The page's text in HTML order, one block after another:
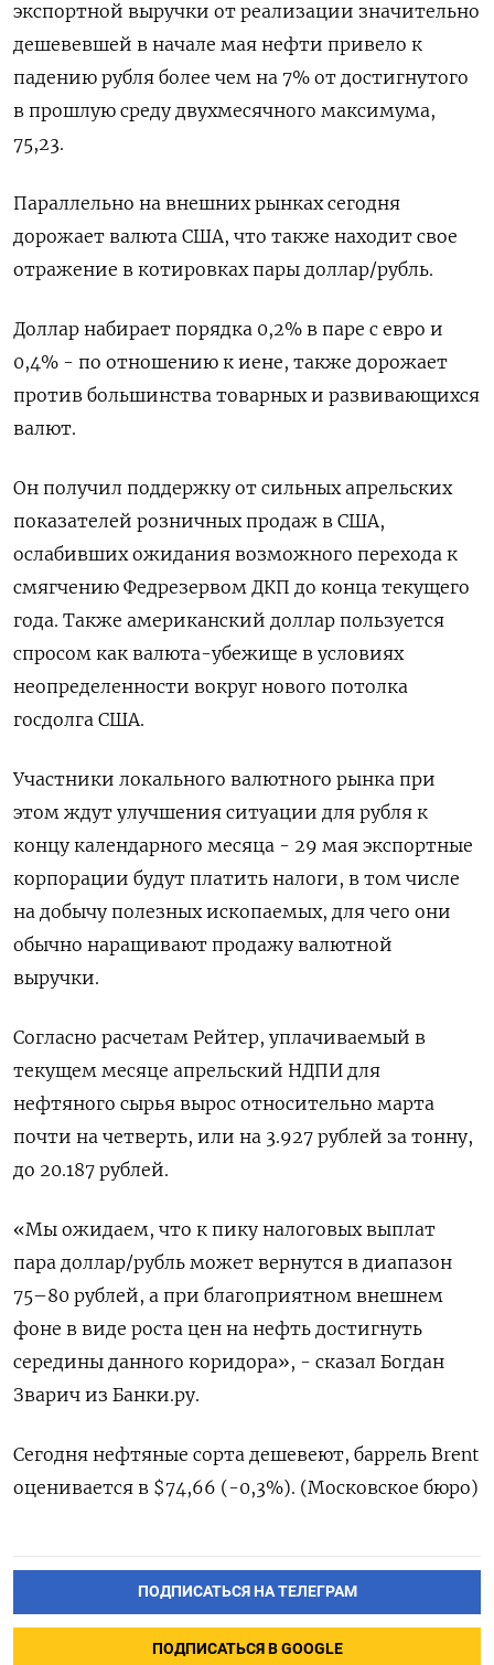
экспортной выручки от реализации значительно
дешевевшей в начале мая нефти привело к
падению рубля более чем на 7% от достигнутого
в прошлую среду двухмесячного максимума,
75,23.
Параллельно на внешних рынках сегодня
дорожает валюта США, что также находит свое
отражение в котировках пары доллар/рубль.
Доллар набирает порядка 0,2% в паре с евро и
0,4% - по отношению к иене, также дорожает
против большинства товарных и развивающихся
валют.
Он получил поддержку от сильных апрельских
показателей розничных продаж в США,
ослабивших ожидания возможного перехода к
смягчению Федрезервом ДКП до конца текущего
года. Также американский доллар пользуется
спросом как валюта-убежище в условиях
неопределенности вокруг нового потолка
госдолга США.
Участники локального валютного рынка при
этом ждут улучшения ситуации для рубля к
концу календарного месяца - 29 мая экспортные
корпорации будут платить налоги, в том числе
на добычу полезных ископаемых, для чего они
обычно наращивают продажу валютной
выручки.
Согласно расчетам Рейтер, уплачиваемый в
текущем месяце апрельский НДПИ для
нефтяного сырья вырос относительно марта
почти на четверть, или на 3.927 рублей за тонну,
до 20.187 рублей.
«Мы ожидаем, что к пику налоговых выплат
пара доллар/рубль может вернутся в диапазон
75–80 рублей, а при благоприятном внешнем
фоне в виде роста цен на нефть достигнуть
середины данного коридора», - сказал Богдан
Зварич из Банки.ру.
Сегодня нефтяные сорта дешевеют, баррель Brent
оценивается в $74,66 (-0,3%). (Московское бюро)
ПОДПИСАТЬСЯ НА ТЕЛЕГРАМ
ПОДПИСАТЬСЯ В GOOGLE